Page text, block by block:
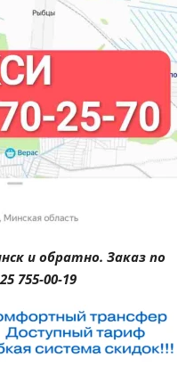
и обратно. Заказ по
755-00-19